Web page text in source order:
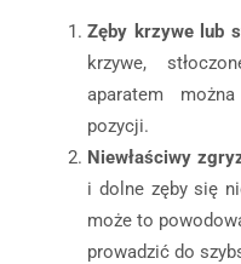
Zęby krzywe lub
krzywe,
aparatem
pozycji.
Niewłaściwy
i dolne zęby się
może to
prowadzić do